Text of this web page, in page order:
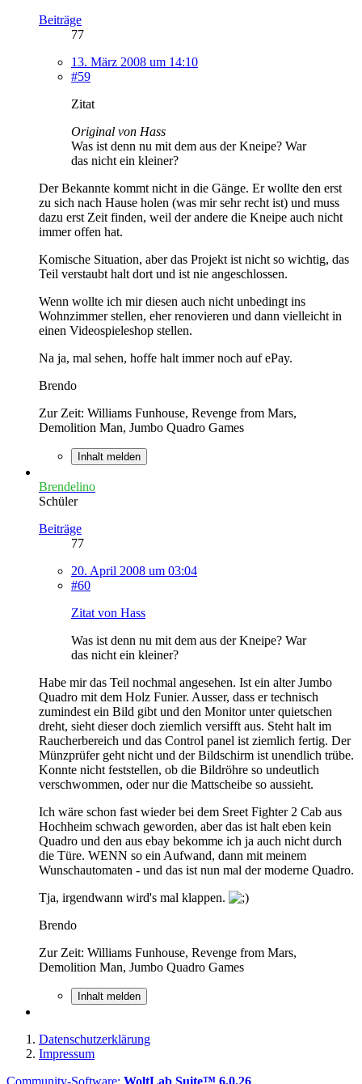
Beiträge
77
13. März 2008 um 14:10
#59
Zitat
Original von Hass
Was ist denn nu mit dem aus der Kneipe? War
das nicht ein kleiner?
Der Bekannte kommt nicht in die Gänge. Er wollte den erst
zu sich nach Hause holen (was mir sehr recht ist) und muss
dazu erst Zeit finden, weil der andere die Kneipe auch nicht
immer offen hat.
Komische Situation, aber das Projekt ist nicht so wichtig, das
Teil verstaubt halt dort und ist nie angeschlossen.
Wenn wollte ich mir diesen auch nicht unbedingt ins
Wohnzimmer stellen, eher renovieren und dann vielleicht in
einen Videospieleshop stellen.
Na ja, mal sehen, hoffe halt immer noch auf ePay.
Brendo
Zur Zeit: Williams Funhouse, Revenge from Mars,
Demolition Man, Jumbo Quadro Games
Inhalt melden
Brendelino
Schüler
Beiträge
77
20. April 2008 um 03:04
#60
Zitat von Hass
Was ist denn nu mit dem aus der Kneipe? War
das nicht ein kleiner?
Habe mir das Teil nochmal angesehen. Ist ein alter Jumbo
Quadro mit dem Holz Funier. Ausser, dass er technisch
zumindest ein Bild gibt und den Monitor unter quietschen
dreht, sieht dieser doch ziemlich versifft aus. Steht halt im
Raucherbereich und das Control panel ist ziemlich fertig. Der
Münzprüfer geht nicht und der Bildschirm ist unendlich trübe.
Konnte nicht feststellen, ob die Bildröhre so undeutlich
verschwommen, oder nur die Mattscheibe so aussieht.
Ich wäre schon fast wieder bei dem Sreet Fighter 2 Cab aus
Hochheim schwach geworden, aber das ist halt eben kein
Quadro und den aus ebay bekomme ich ja auch nicht durch
die Türe. WENN so ein Aufwand, dann mit meinem
Wunschautomaten - und das ist nun mal der moderne Quadro.
Tja, irgendwann wird's mal klappen.
Brendo
Zur Zeit: Williams Funhouse, Revenge from Mars,
Demolition Man, Jumbo Quadro Games
Inhalt melden
Datenschutzerklärung
Impressum
Community-Software: WoltLab Suite™ 6.0.26